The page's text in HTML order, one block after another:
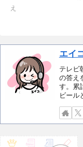
え
エイ
テレビ
の答え
す。累
ビール